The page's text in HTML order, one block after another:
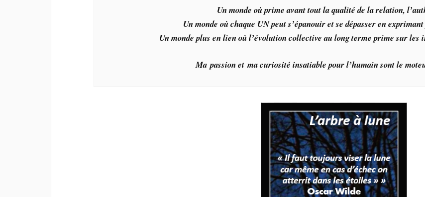
Un monde où prime avant tout la qualité de la relation,
Un monde où chaque UN peut s’épanouir et se dépasser en
Un monde plus en lien où l’évolution collective au long terme prime sur
Ma passion et ma curiosité insatiable pour l’humain sont le